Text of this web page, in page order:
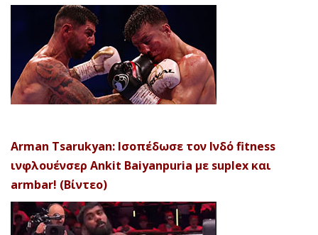
Arman Tsarukyan: Ισοπέδωσε τον Ινδό fitness
ινφλουένσερ Ankit Baiyanpuria με suplex και
armbar! (Βίντεο)